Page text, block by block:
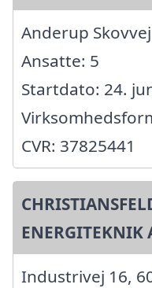
Anderup
Ansatte: 5
Startdato: 24.
CVR: 37825441
ENERGITEKNIK
Industrivej 16,